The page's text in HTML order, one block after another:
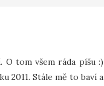
tom všem ráda píšu :)
2011. Stále mě to baví a